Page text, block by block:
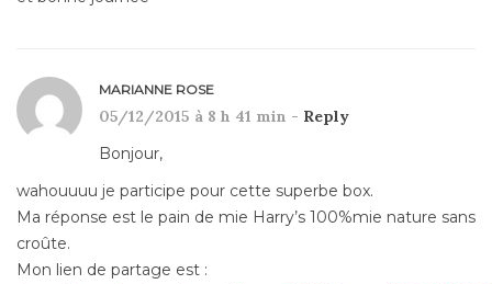
MARIANNE ROSE
05/12/2015 à 8 h 41 min - Reply
Bonjour,
wahouuuu je participe pour cette superbe box.
Ma réponse est le pain de mie Harry’s 100%mie nature sans
croûte.
Mon lien de partage est :